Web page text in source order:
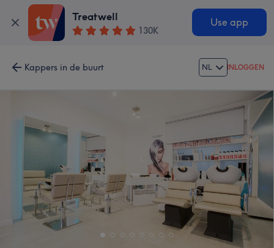
Treatwell
130K
Use app
Kappers in de buurt NL INLOGGEN